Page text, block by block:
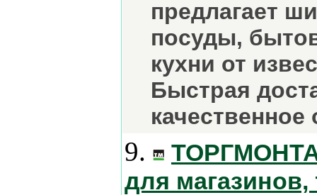
предлагает
посуды,
кухни от
Быстрая
9.
для магазинов,